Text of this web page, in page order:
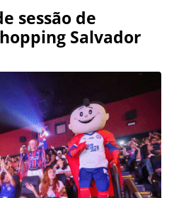
sessão de
Salvador